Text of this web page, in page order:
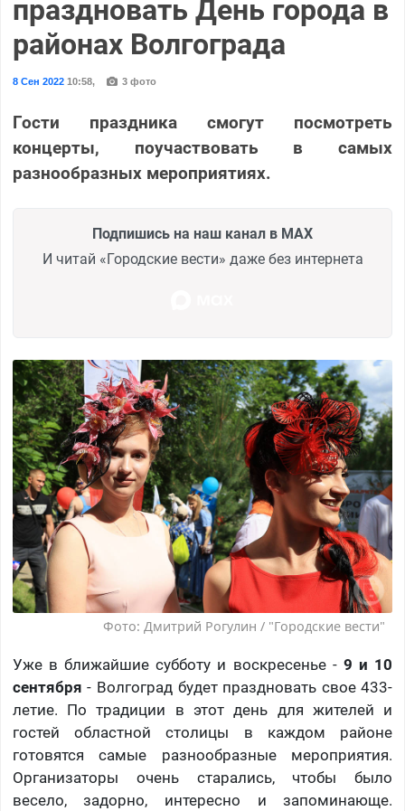
праздновать День города в
районах Волгограда
8 Сен 202210:58, 3 фото
Гости праздника смогут посмотреть
концерты, поучаствовать в самых
разнообразных мероприятиях.
Подпишись на наш канал в MAX
И читай «Городские вести» даже без интернета
Фото: Дмитрий Рогулин / "Городские вести"
Уже в ближайшие субботу и воскресенье - 9 и 10
сентября - Волгоград будет праздновать свое 433-
летие. По традиции в этот день для жителей и
гостей областной столицы в каждом районе
готовятся самые разнообразные мероприятия.
Организаторы очень старались, чтобы было
весело, задорно, интересно и запоминающе.